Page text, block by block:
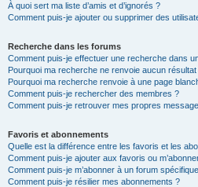
À quoi sert ma liste d’amis et d’ignorés ?
Comment puis-je ajouter ou supprimer des
Recherche dans les forums
Comment puis-je effectuer une recherche dans
Pourquoi ma recherche ne renvoie aucun résultat
Pourquoi ma recherche renvoie à une page
Comment puis-je rechercher des membres ?
Comment puis-je retrouver mes propres
Favoris et abonnements
Quelle est la différence entre les favoris et les
Comment puis-je ajouter aux favoris ou
Comment puis-je m’abonner à un forum
Comment puis-je résilier mes abonnements ?